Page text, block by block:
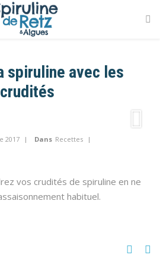
spiruline avec les
crudités
2017 Dans Recettes
vos crudités de spiruline en ne
habituel.